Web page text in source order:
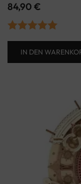
84,90 €
Bewertet mit
5.00von 5
IN DEN